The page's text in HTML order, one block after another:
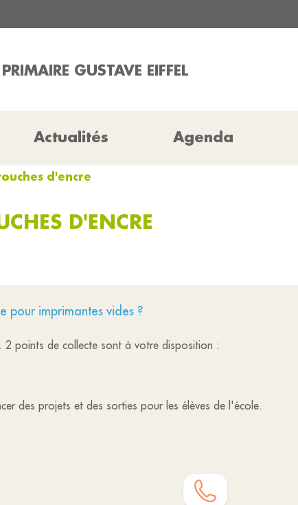
GUSTAVE EIFFEL
Actualités Agenda
d'encre
D'ENCRE
pour imprimantes vides ?
2 points de collecte sont à votre disposition :
des projets et des sorties pour les élèves de l'école.